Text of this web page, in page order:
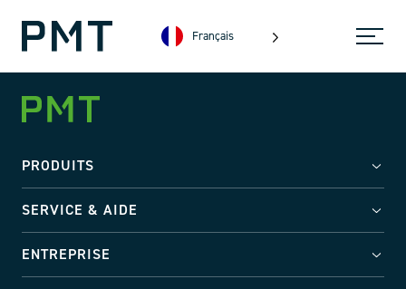
Français
PRODUITS
SERVICE & AIDE
ENTREPRISE